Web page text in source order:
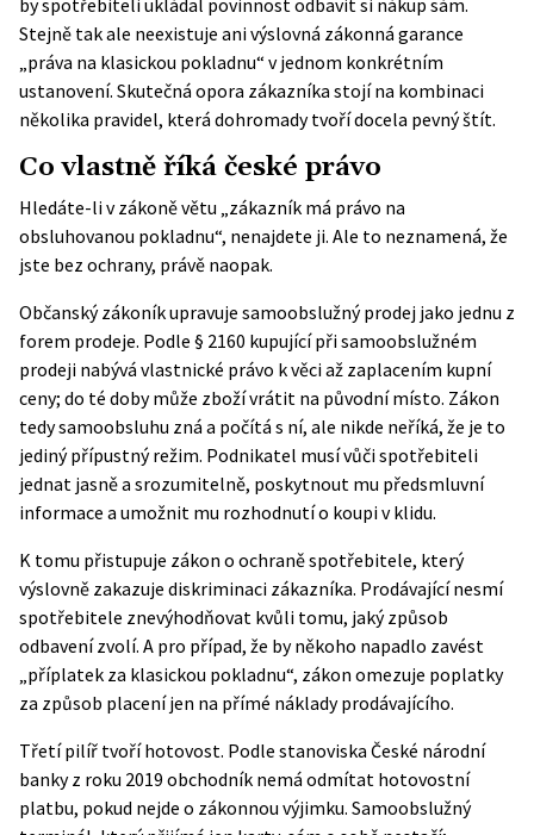
by spotřebiteli ukládal povinnost odbavit si nákup sám.
Stejně tak ale neexistuje ani výslovná zákonná garance
„práva na klasickou pokladnu“ v jednom konkrétním
ustanovení. Skutečná opora zákazníka stojí na kombinaci
několika pravidel, která dohromady tvoří docela pevný štít.
Co vlastně říká české právo
Hledáte-li v zákoně větu „zákazník má právo na
obsluhovanou pokladnu“, nenajdete ji. Ale to neznamená, že
jste bez ochrany, právě naopak.
Občanský zákoníkupravuje samoobslužný prodej jako jednu z
forem prodeje. Podle § 2160 kupující při samoobslužném
prodeji nabývá vlastnické právo k věci až zaplacením kupní
ceny; do té doby může zboží vrátit na původní místo. Zákon
tedy samoobsluhu zná a počítá s ní, ale nikde neříká, že je to
jediný přípustný režim. Podnikatel musí vůči spotřebiteli
jednat jasně a srozumitelně, poskytnout mu předsmluvní
informace a umožnit mu rozhodnutí o koupi v klidu.
K tomu přistupuje zákon o ochraně spotřebitele, který
výslovně zakazuje diskriminaci zákazníka. Prodávající nesmí
spotřebitele znevýhodňovat kvůli tomu, jaký způsob
odbavení zvolí. A pro případ, že by někoho napadlo zavést
„příplatek za klasickou pokladnu“, zákon omezuje poplatky
za způsob placení jen na přímé náklady prodávajícího.
Třetí pilíř tvoří hotovost. Podle stanoviska České národní
bankyz roku 2019 obchodník nemá odmítat hotovostní
platbu, pokud nejde o zákonnou výjimku. Samoobslužný